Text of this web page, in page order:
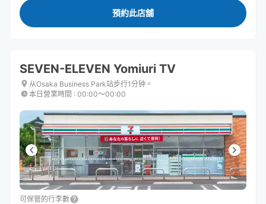
預約此店舖
SEVEN-ELEVEN Yomiuri TV
从Osaka Business Park站步行1分钟。
本日營業時間 : 00:00〜00:00
可保管的行李數